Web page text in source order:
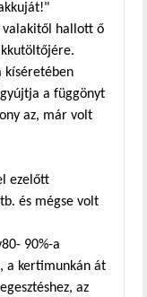
hallott ő
kíséretében
a függönyt
az, már volt
ezelőtt
és mégse volt
90%-a
a kertimunkán át
az